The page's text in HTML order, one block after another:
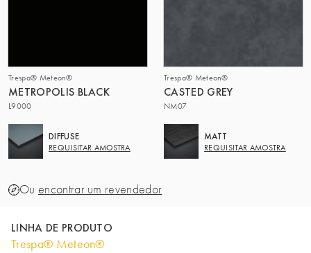
Trespa® Meteon®
METROPOLIS BLACK
L9000
DIFFUSE
REQUISITAR AMOSTRA
Trespa® Meteon®
CASTED GREY
NM07
MATT
REQUISITAR AMOSTRA
Ou encontrar um revendedor
LINHA DE PRODUTO
Trespa® Meteon®